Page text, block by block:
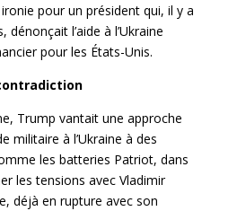
pour un président qui, il y a
l’aide à l’Ukraine
pour les États-Unis.
Trump vantait une approche
militaire à l’Ukraine à des
les batteries Patriot, dans
les tensions avec Vladimir
déjà en rupture avec son